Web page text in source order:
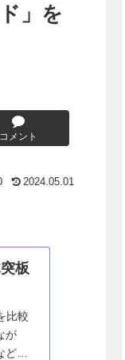
」を
コメント
2024.05.01
板
比較
が
も